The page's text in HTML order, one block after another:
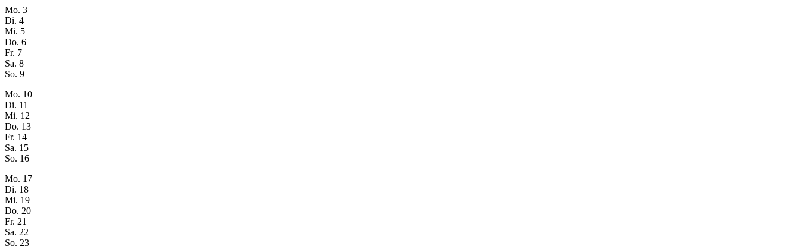
Mo. 3
Di. 4
Mi. 5
Do. 6
Fr. 7
Sa. 8
So. 9
Mo. 10
Di. 11
Mi. 12
Do. 13
Fr. 14
Sa. 15
So. 16
Mo. 17
Di. 18
Mi. 19
Do. 20
Fr. 21
Sa. 22
So. 23